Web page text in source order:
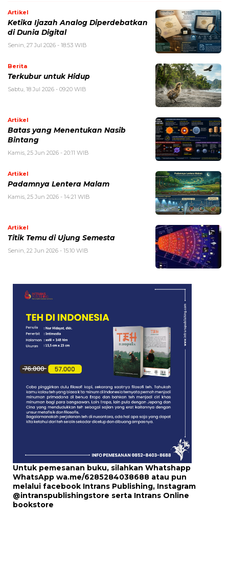
Artikel
Ketika Ijazah Analog Diperdebatkan
di Dunia Digital
Senin, 27 Jul 2026 - 18:53 WIB
Berita
Terkubur untuk Hidup
Sabtu, 18 Jul 2026 - 09:20 WIB
Artikel
Batas yang Menentukan Nasib
Bintang
Kamis, 25 Jun 2026 - 20:11 WIB
Artikel
Padamnya Lentera Malam
Kamis, 25 Jun 2026 - 14:21 WIB
Artikel
Titik Temu di Ujung Semesta
Senin, 22 Jun 2026 - 15:10 WIB
Untuk pemesanan buku, silahkan Whatshapp
WhatsApp wa.me/6285284038688 atau pun
melalui facebook Intrans Publishing, Instagram
@intranspublishingstore serta Intrans Online
bookstore